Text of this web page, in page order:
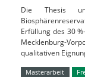
Die Thesis
Erfüllung des 30
Mecklenburg-
qualitativen
Masterarbeit